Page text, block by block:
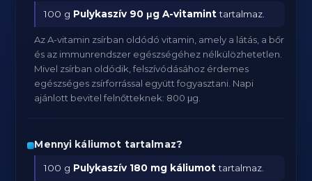
100 g Pulykaszív 90 μg A-vitaminttartalmaz.
Az A-vitamin zsírban oldódó vitamin, amely a látás, a bőr
és az immunrendszer egészségéhez nélkülözhetetlen.
Mivel zsírban oldódik, felszívódásához érdemes
egészséges zsírforrással együtt fogyasztani. Napi
ajánlott bevitel felnőtteknek: 800 μg.
Mennyi káliumot tartalmaz?
100 g Pulykaszív 180 mg káliumottartalmaz.